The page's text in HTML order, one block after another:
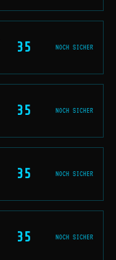
35 NOCH SICHER
35 NOCH SICHER
35 NOCH SICHER
35 NOCH SICHER